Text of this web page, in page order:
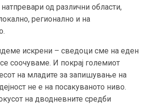
од различни области,
регионално и на
искрени – сведоци сме на еден
соочуваме. И покрај големиот
на младите за запишување на
не е на посакуваното ниво.
на дводневните средби